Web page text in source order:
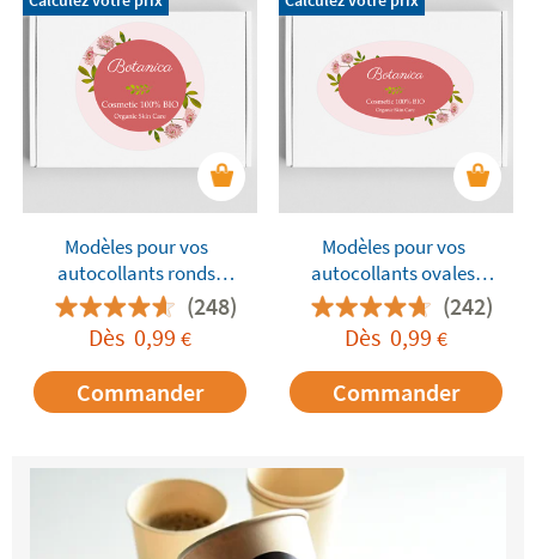
Modèles pour vos
autocollants ronds
personnalisés(248)
Dès 0,99 €
Commander
Modèles pour vos
autocollants ovales
personnalisés(242)
Dès0,99 €
Commander